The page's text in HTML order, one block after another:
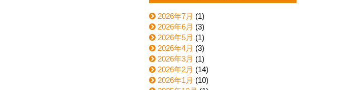
2026年7月 (1)
2026年6月 (3)
2026年5月 (1)
2026年4月 (3)
2026年3月 (1)
2026年2月 (14)
2026年1月 (10)